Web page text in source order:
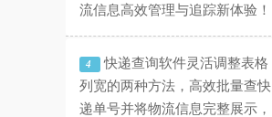
流信息高效管理与追踪新体验！
4
快递查询软件灵活调整表格
列宽的两种方法，高效批量查快
递单号并将物流信息完整展示，